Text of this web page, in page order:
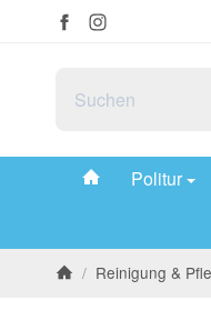
Politur
/ Reinigung &